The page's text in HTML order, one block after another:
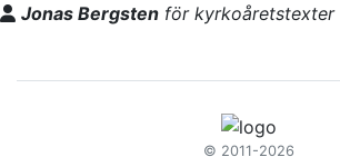
Jonas Bergsten för kyrkoåretstexter
© 2011-2026